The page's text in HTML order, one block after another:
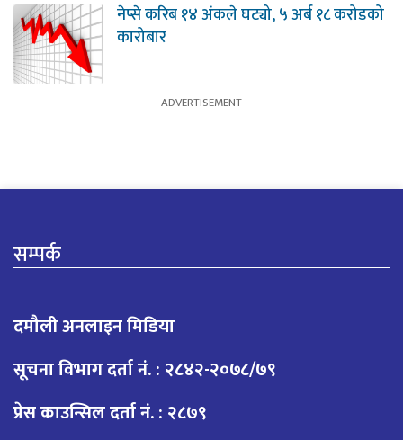
नेप्से करिब १४ अंकले घट्यो, ५ अर्ब १८ करोडको
कारोबार
सम्पर्क
दमौली अनलाइन मिडिया
सूचना विभाग दर्ता नं. : २८४२-२०७८/७९
प्रेस काउन्सिल दर्ता नं. : २८७९